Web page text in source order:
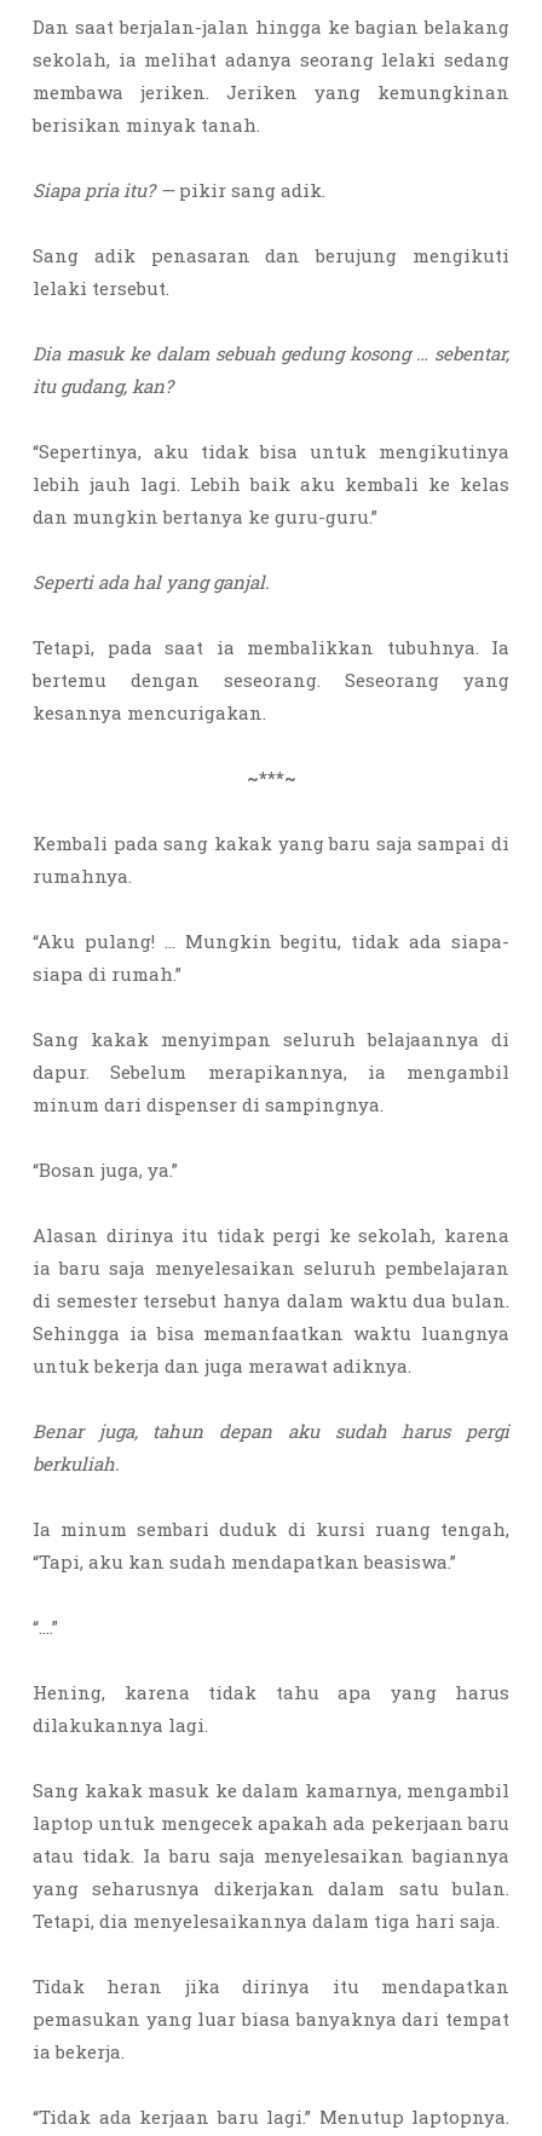
Dan saat berjalan-jalan hingga ke bagian belakang
sekolah, ia melihat adanya seorang lelaki sedang
membawa jeriken. Jeriken yang kemungkinan
berisikan minyak tanah.
Siapa pria itu? —pikir sang adik.
Sang adik penasaran dan berujung mengikuti
lelaki tersebut.
Dia masuk ke dalam sebuah gedung kosong … sebentar,
itu gudang, kan?
“Sepertinya, aku tidak bisa untuk mengikutinya
lebih jauh lagi. Lebih baik aku kembali ke kelas
dan mungkin bertanya ke guru-guru.”
Seperti ada hal yang ganjal.
Tetapi, pada saat ia membalikkan tubuhnya. Ia
bertemu dengan seseorang. Seseorang yang
kesannya mencurigakan.
~***~
Kembali pada sang kakak yang baru saja sampai di
rumahnya.
“Aku pulang! … Mungkin begitu, tidak ada siapa-
siapa di rumah.”
Sang kakak menyimpan seluruh belajaannya di
dapur. Sebelum merapikannya, ia mengambil
minum dari dispenser di sampingnya.
“Bosan juga, ya.”
Alasan dirinya itu tidak pergi ke sekolah, karena
ia baru saja menyelesaikan seluruh pembelajaran
di semester tersebut hanya dalam waktu dua bulan.
Sehingga ia bisa memanfaatkan waktu luangnya
untuk bekerja dan juga merawat adiknya.
Benar juga, tahun depan aku sudah harus pergi
berkuliah.
Ia minum sembari duduk di kursi ruang tengah,
“Tapi, aku kan sudah mendapatkan beasiswa.”
“….”
Hening, karena tidak tahu apa yang harus
dilakukannya lagi.
Sang kakak masuk ke dalam kamarnya, mengambil
laptop untuk mengecek apakah ada pekerjaan baru
atau tidak. Ia baru saja menyelesaikan bagiannya
yang seharusnya dikerjakan dalam satu bulan.
Tetapi, dia menyelesaikannya dalam tiga hari saja.
Tidak heran jika dirinya itu mendapatkan
pemasukan yang luar biasa banyaknya dari tempat
ia bekerja.
“Tidak ada kerjaan baru lagi.” Menutup laptopnya.